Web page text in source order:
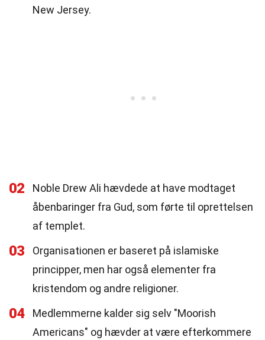
New Jersey.
02
Noble Drew Ali hævdede at have modtaget
åbenbaringer fra Gud, som førte til oprettelsen
af templet.
03
Organisationen er baseret på islamiske
principper, men har også elementer fra
kristendom og andre religioner.
04
Medlemmerne kalder sig selv "Moorish
Americans" og hævder at være efterkommere